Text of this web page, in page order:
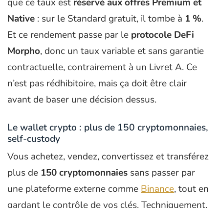
Native : sur le Standard gratuit, il tombe à 1 %.
Et ce rendement passe par le protocole DeFi
Morpho, donc un taux variable et sans garantie
contractuelle, contrairement à un Livret A. Ce
n’est pas rédhibitoire, mais ça doit être clair
avant de baser une décision dessus.
Le wallet crypto : plus de 150 cryptomonnaies,
self-custody
Vous achetez, vendez, convertissez et transférez
plus de 150 cryptomonnaies sans passer par
une plateforme externe comme Binance, tout en
gardant le contrôle de vos clés. Techniquement,